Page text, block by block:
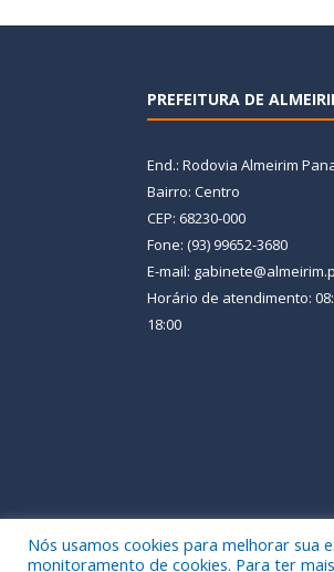
PREFEITURA DE
End.: Rodovia Almeirim
Bairro: Centro
CEP: 68230-000
Fone: (93) 99652-3680
E-mail:
Horário de atendimento:
18:00
Todos os direitos
Nós usamos cookies para melhorar sua
monitoramento de cookies. Para ter